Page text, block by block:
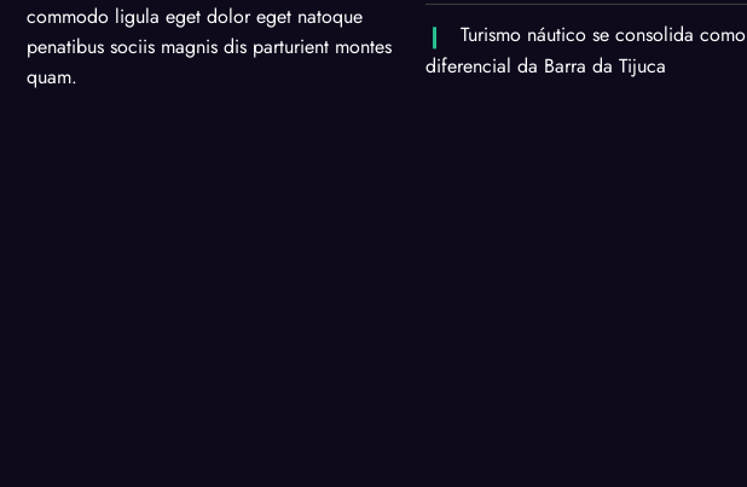
commodo ligula eget dolor eget natoque
penatibus sociis magnis dis parturient montes
quam.
Turismo náutico se consolida como
diferencial da Barra da Tijuca